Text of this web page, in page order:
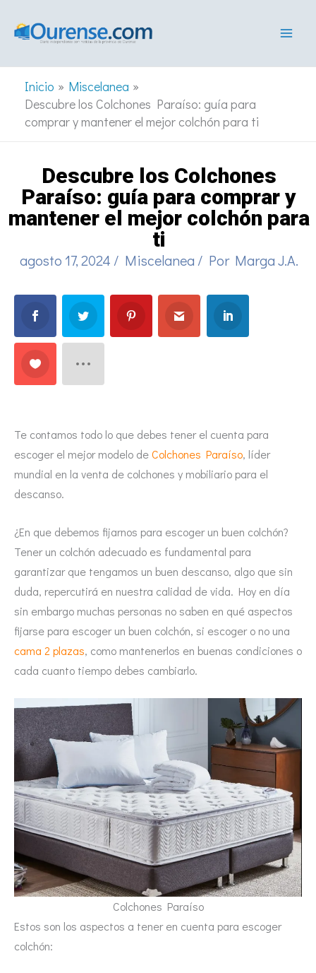
Inicio
Miscelanea
Descubre los Colchones Paraíso: guía para
comprar y mantener el mejor colchón para ti
Descubre los Colchones
Paraíso: guía para comprar y
mantener el mejor colchón para
ti
agosto 17, 2024 / Miscelanea / Por Marga J.A.
Te contamos todo lo que debes tener el cuenta para
escoger el mejor modelo deColchones Paraíso, líder
mundial en la venta de colchones y mobiliario para el
descanso.
¿En que debemos fijarnos para escoger un buen colchón?
Tener un colchón adecuado es fundamental para
garantizar que tengamos un buen descanso, algo que sin
duda, repercutirá en nuestra calidad de vida. Hoy en día
sin embargo muchas personas no saben en qué aspectos
fijarse para escoger un buen colchón, si escoger o no una
cama 2 plazas, como mantenerlos en buenas condiciones o
cada cuanto tiempo debes cambiarlo.
Colchones Paraíso
Estos son los aspectos a tener en cuenta para escoger
colchón: